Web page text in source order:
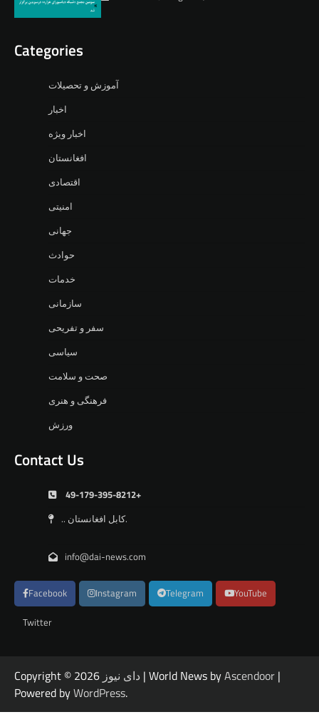
Categories
آموزش و تحصیلات
اخبار
اخبار ویژه
افغانستان
اقتصادی
امنیتی
جهانی
حوادث
خدمات
سازمانی
سفر و تفریحی
سیاسی
صحت و سلامت
فرهنگی و هنری
ورزش
Contact Us
49-179-395-8212+
.. کابل افغانستان.
info@dai-news.com
Facebook Instagram Telegram YouTube
Twitter
Copyright © 2026 دای نیوز | World News byAscendoor |
Powered byWordPress.